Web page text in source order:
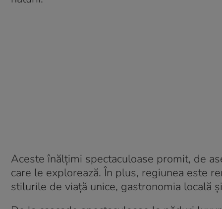
Aceste înălțimi spectaculoase promit, de
care le explorează. În plus, regiunea este
stilurile de viață unice, gastronomia locală